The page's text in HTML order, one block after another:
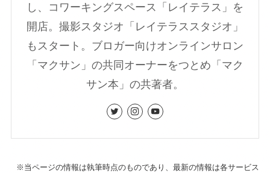
し、コワーキングスペース「レイテラス」を
開店。撮影スタジオ「レイテラススタジオ」
もスタート。ブロガー向けオンラインサロン
「マクサン」の共同オーナーをつとめ「マク
サン本」の共著者。
※当ページの情報は執筆時点のものであり、最新の情報は各サービス